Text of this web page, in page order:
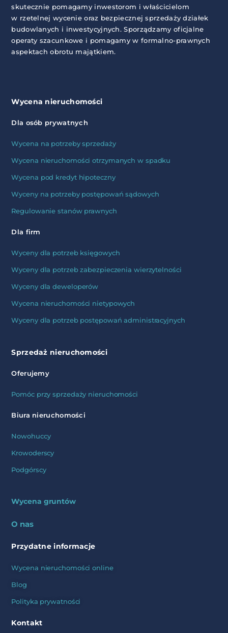
skutecznie pomagamy inwestorom i właścicielom
w rzetelnej wycenie oraz bezpiecznej sprzedaży działek
budowlanych i inwestycyjnych. Sporządzamy oficjalne
operaty szacunkowe i pomagamy w formalno-prawnych
aspektach obrotu majątkiem.
Wycena nieruchomości
Dla osób prywatnych
Wycena na potrzeby sprzedaży
Wycena nieruchomości otrzymanych w spadku
Wycena pod kredyt hipoteczny
Wyceny na potrzeby postępowań sądowych
Regulowanie stanów prawnych
Dla firm
Wyceny dla potrzeb księgowych
Wyceny dla potrzeb zabezpieczenia wierzytelności
Wyceny dla deweloperów
Wycena nieruchomości nietypowych
Wyceny dla potrzeb postępowań administracyjnych
Sprzedaż nieruchomości
Oferujemy
Pomóc przy sprzedaży nieruchomości
Biura nieruchomości
Nowohuccy
Krowoderscy
Podgórscy
Wycena gruntów
O nas
Przydatne informacje
Wycena nieruchomości online
Blog
Polityka prywatności
Kontakt